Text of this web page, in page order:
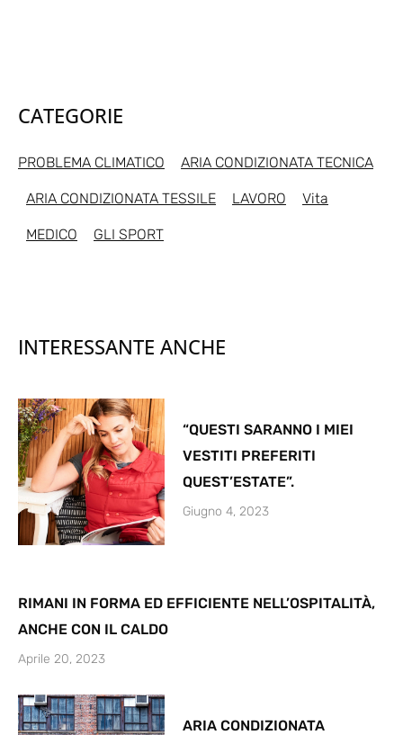
CATEGORIE
PROBLEMA CLIMATICO ARIA CONDIZIONATA TECNICA
ARIA CONDIZIONATA TESSILE LAVORO Vita
MEDICO GLI SPORT
INTERESSANTE ANCHE
“QUESTI SARANNO I MIEI
VESTITI PREFERITI
QUEST’ESTATE”.
Giugno 4, 2023
RIMANI IN FORMA ED EFFICIENTE NELL’OSPITALITÀ,
ANCHE CON IL CALDO
Aprile 20, 2023
ARIA CONDIZIONATA